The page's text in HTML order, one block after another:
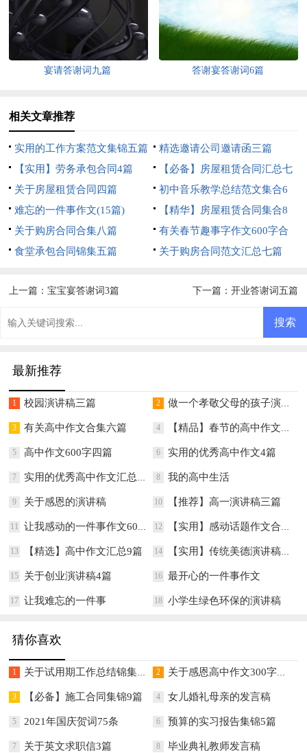
宴请答谢词九篇 答谢宴答谢词6篇
相关文章推荐
实用的工作方案范文集锦五篇
精选邀请公司邀请函三篇
【实用】劳务承包合同4篇
【必备】房屋租赁合同汇总七
篇
关于房屋租赁合同四篇
初中音乐教学总结范文集合6
篇
难忘的一件事作文(15篇)
【精华】房屋租赁合同集合8
篇
关于购房合同合集八篇
有关春节趣事字作文600字合
集五篇
食堂承包合同锦集五篇 关于购房合同范文汇总七篇
上一篇：宝宝宴答谢词3篇 下一篇： 开业答谢词五篇
最新推荐
1 校园演讲稿三篇 2 做一个孝敬父母的孩子演讲稿
3 有关高中作文合集六篇 4 【精品】春节的高中作文汇总八篇
5 高中作文600字四篇 6 实用的优秀高中作文4篇
7 实用的优秀高中作文汇总7篇 8 我的高中生活
9 关于感恩的演讲稿 10 【推荐】高一演讲稿三篇
11 让我感动的一件事作文600字 12 【实用】感动话题作文合集10篇
13 【精选】高中作文汇总9篇 14 【实用】传统美德演讲稿3篇
15 关于创业演讲稿4篇 16 最开心的一件事作文
17 让我难忘的一件事 18 小学生绿色环保的演讲稿
猜你喜欢
1 关于试用期工作总结锦集七篇 2 关于感恩高中作文300字集锦八篇
3 【必备】施工合同集锦9篇 4 女儿婚礼母亲的发言稿
5 2021年国庆贺词75条 6 预算的实习报告集锦5篇
7 关于英文求职信3篇 8 毕业典礼教师发言稿